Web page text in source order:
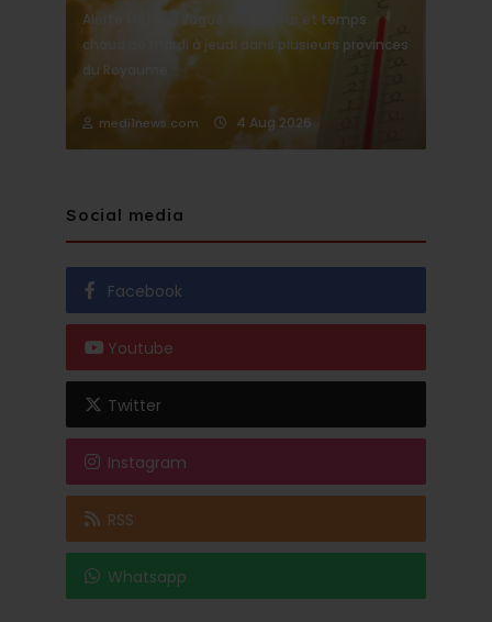
Alerte Météo : Vague de chaleur et temps
chaud de mardi à jeudi dans plusieurs provinces
du Royaume
medi1news.com 4 Aug 2026
Social media
Facebook
Youtube
Twitter
Instagram
RSS
Whatsapp